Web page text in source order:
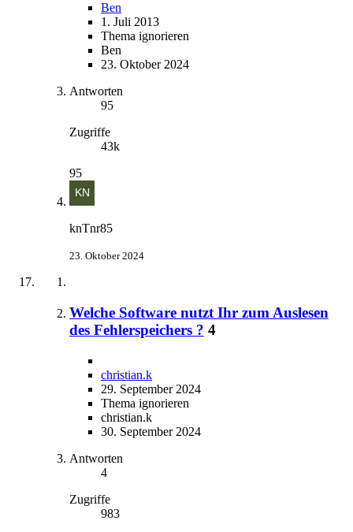
Ben
1. Juli 2013
Thema ignorieren
Ben
23. Oktober 2024
Antworten
95
Zugriffe
43k
95
knTnr85
23. Oktober 2024
Welche Software nutzt Ihr zum Auslesen
des Fehlerspeichers ? 4
christian.k
29. September 2024
Thema ignorieren
christian.k
30. September 2024
Antworten
4
Zugriffe
983